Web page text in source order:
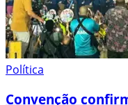
Política
Convenção